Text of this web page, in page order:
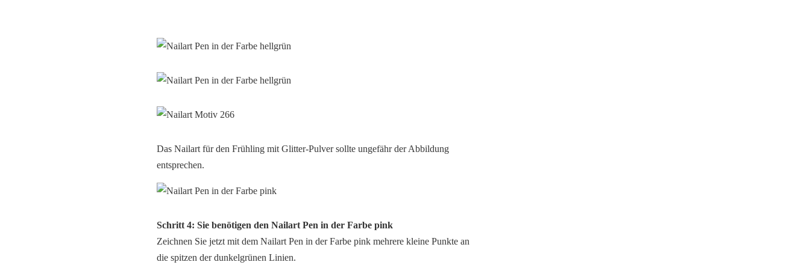
Das Nailart für den Frühling mit Glitter-Pulver sollte ungefähr der Abbildung
entsprechen.
Schritt 4: Sie benötigen den Nailart Pen in der Farbe pink
Zeichnen Sie jetzt mit dem Nailart Pen in der Farbe pink mehrere kleine Punkte an
die spitzen der dunkelgrünen Linien.